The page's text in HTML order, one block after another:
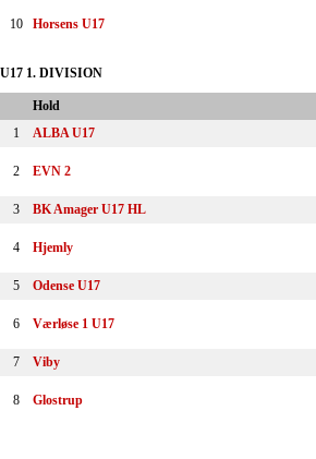
10 Horsens U17
U17 1. DIVISION
Hold
1
ALBA U17
2 EVN 2
3 BK Amager U17 HL
4 Hjemly
5 Odense U17
6 Værløse 1 U17
7 Viby
8 Glostrup